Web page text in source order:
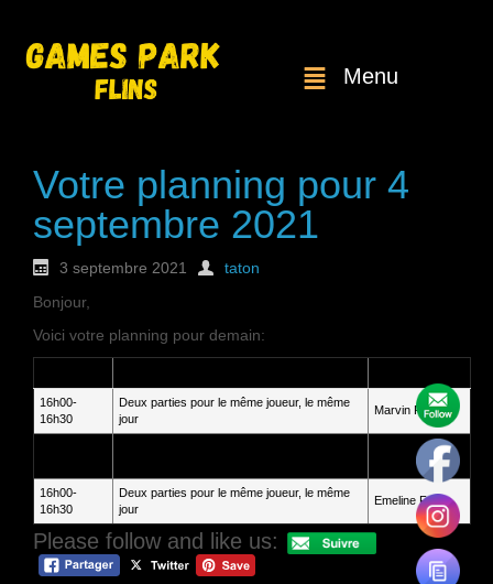
Menu
Votre planning pour 4
septembre 2021
3 septembre 2021
taton
Bonjour,
Voici votre planning pour demain:
16h00-
16h30
Deux parties pour le même joueur, le même
jour
Marvin FERET
Salamanca
16h00-
16h30
Deux parties pour le même joueur, le même
jour
Emeline Fortin
Please follow and like us: